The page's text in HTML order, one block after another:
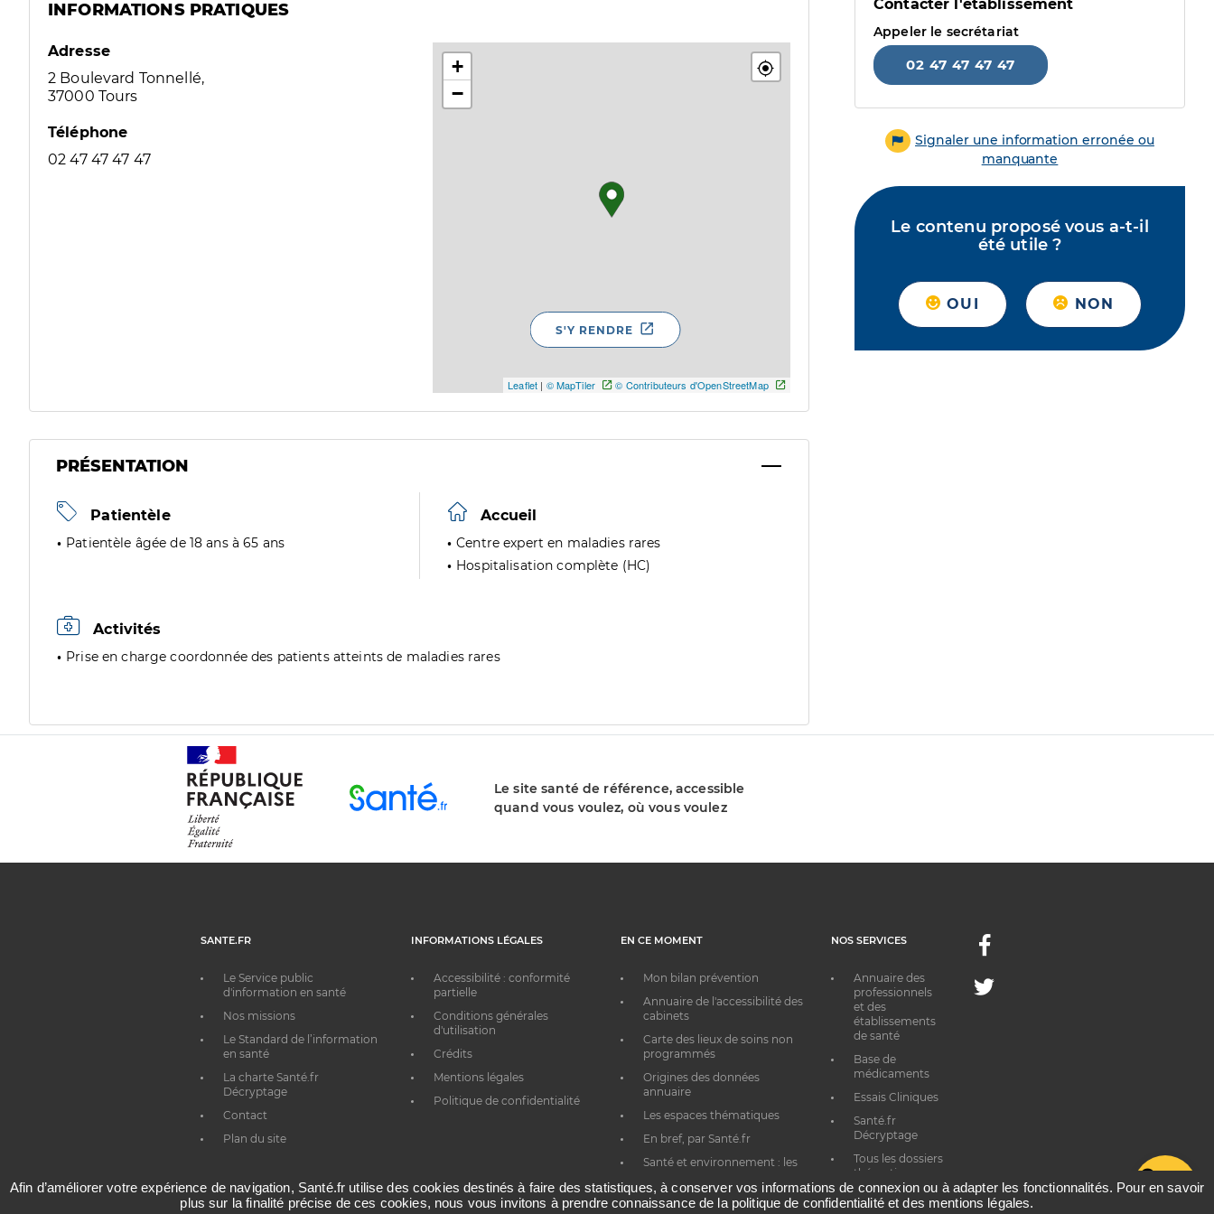
INFORMATIONS PRATIQUES
Adresse
2 Boulevard Tonnellé,
37000 Tours
Téléphone
02 47 47 47 47
+
−
Leaflet | © MapTiler © Contributeurs d'OpenStreetMap
S'Y RENDRE
PRÉSENTATION
Patientèle
Patientèle âgée de 18 ans à 65 ans
Accueil
Centre expert en maladies rares
Hospitalisation complète (HC)
Activités
Prise en charge coordonnée des patients atteints de maladies rares
Contacter l'établissement
Appeler le secrétariat
02 47 47 47 47
Signaler une information erronée ou
manquante
Le contenu proposé vous a-t-il
été utile ?
OUI NON
Le site santé de référence, accessible
quand vous voulez, où vous voulez
SANTE.FR
Le Service public
d'information en santé
Nos missions
Le Standard de l’information
en santé
La charte Santé.fr
Décryptage
Contact
Plan du site
INFORMATIONS LÉGALES
Accessibilité : conformité
partielle
Conditions générales
d'utilisation
Crédits
Mentions légales
Politique de confidentialité
EN CE MOMENT
Mon bilan prévention
Annuaire de l'accessibilité des
cabinets
Carte des lieux de soins non
programmés
Origines des données
annuaire
Les espaces thématiques
En bref, par Santé.fr
Santé et environnement : les
NOS SERVICES
Annuaire des
professionnels
et des
établissements
de santé
Base de
médicaments
Essais Cliniques
Santé.fr
Décryptage
Tous les dossiers
thématiques
Facebook
Twitter
Afin d’améliorer votre expérience de navigation, Santé.fr utilise des cookies destinés à faire des statistiques, à conserver vos informations de connexion ou à adapter les fonctionnalités. Pour en savoir
plus sur la finalité précise de ces cookies, nous vous invitons à prendre connaissance de la politique de confidentialité et des mentions légales.